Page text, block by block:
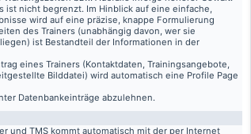
ist nicht begrenzt. Im Hinblick auf eine einfache,
wird auf eine präzise, knappe Formulierung
des Trainers (unabhängig davon, wer sie
ist Bestandteil der Informationen in der
eines Trainers (Kontaktdaten, Trainingsangebote,
Bilddatei) wird automatisch eine Profile Page
Datenbankeinträge abzulehnen.
und TMS kommt automatisch mit der per Internet